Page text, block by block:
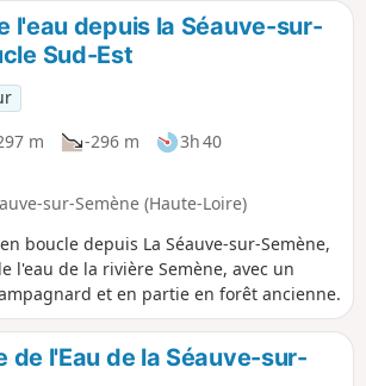
l'eau depuis la Séauve-sur-
Sud-Est
m -296 m
3h 40
sur-Semène (Haute-Loire)
boucle depuis La Séauve-sur-Semène,
l'eau de la rivière Semène, avec un
et en partie en forêt ancienne.
de l'Eau de la Séauve-sur-